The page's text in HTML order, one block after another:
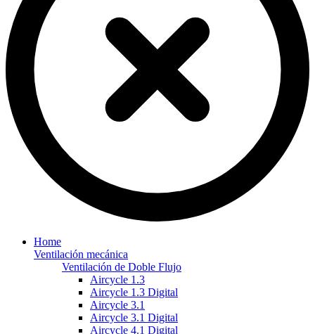
Home
Ventilación mecánica
Ventilación de Doble Flujo
Aircycle 1.3
Aircycle 1.3 Digital
Aircycle 3.1
Aircycle 3.1 Digital
Aircycle 4.1 Digital